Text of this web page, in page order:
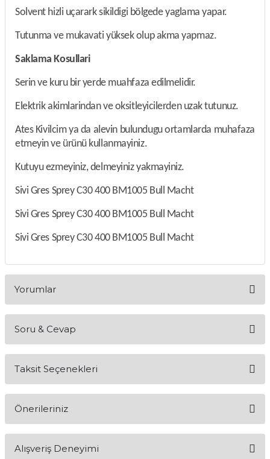
Solvent hizli uçarark sikildigi bölgede yaglama yapar.
Tutunma ve mukavati yüksek olup akma yapmaz.
Saklama Kosullari
Serin ve kuru bir yerde muahfaza edilmelidir.
Elektrik akimlarindan ve oksitleyicilerden uzak tutunuz.
Ates Kivilcim ya da alevin bulundugu ortamlarda muhafaza
etmeyin ve ürünü kullanmayiniz.
Kutuyu ezmeyiniz, delmeyiniz yakmayiniz.
Sivi Gres Sprey C30 400 BM1005 Bull Macht
Sivi Gres Sprey C30 400 BM1005 Bull Macht
Sivi Gres Sprey C30 400 BM1005 Bull Macht
Yorumlar
Soru & Cevap
Taksit Seçenekleri
Önerileriniz
konularda yetersiz gördüğünüz noktaları öneri formunu
Alışveriş Deneyimi